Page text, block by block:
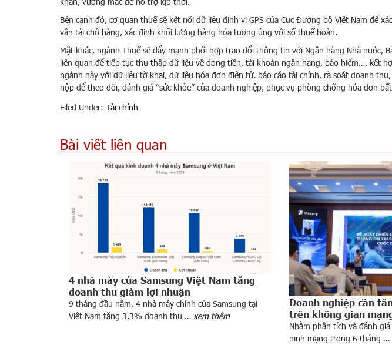
Bên cạnh đó, cơ quan thuế sẽ kết nối dữ liệu định vị GPS của Cục Đường bộ Việt Nam để
vận tải chở hàng, xác định khối lượng hàng hóa tương ứng với số thuế hoàn.
Mặt khác, ngành Thuế sẽ đẩy mạnh phối hợp trao đổi thông tin với Ngân hàng Nhà nước,
liên quan để tiếp tục thu thập dữ liệu về dòng tiền, tài khoản ngân hàng, bảo hiểm…, kết
ngành này với dữ liệu tờ khai, dữ liệu hóa đơn điện tử, báo cáo tài chính, rà soát doanh
nộp để theo dõi, đánh giá “sức khỏe” của doanh nghiệp, phục vụ phòng chống hóa đơn
Filed Under: Tài chính
Bài viết liên quan
4 nhà máy của Samsung Việt Nam tăng
doanh thu giảm lợi nhuận
9 tháng đầu năm, 4 nhà máy chính của Samsung tại
Việt Nam tăng 3,3% doanh thu … xem thêm
Doanh nghiệp cần
trên không gian
Nhằm phân tích và đánh
ninh mạng trong 6 tháng …